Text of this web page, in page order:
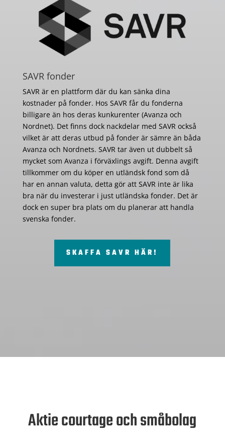
SAVR fonder
SAVR är en plattform där du kan sänka dina
kostnader på fonder. Hos SAVR får du fonderna
billigare än hos deras kunkurenter (Avanza och
Nordnet). Det finns dock nackdelar med SAVR också
vilket är att deras utbud på fonder är sämre än båda
Avanza och Nordnets. SAVR tar även ut dubbelt så
mycket som Avanza i förväxlings avgift. Denna avgift
tillkommer om du köper en utländsk fond som då
har en annan valuta, detta gör att SAVR inte är lika
bra när du investerar i just utländska fonder. Det är
dock en super bra plats om du planerar att handla
svenska fonder.
SKAFFA SAVR HÄR!
Aktie courtage och småbolag